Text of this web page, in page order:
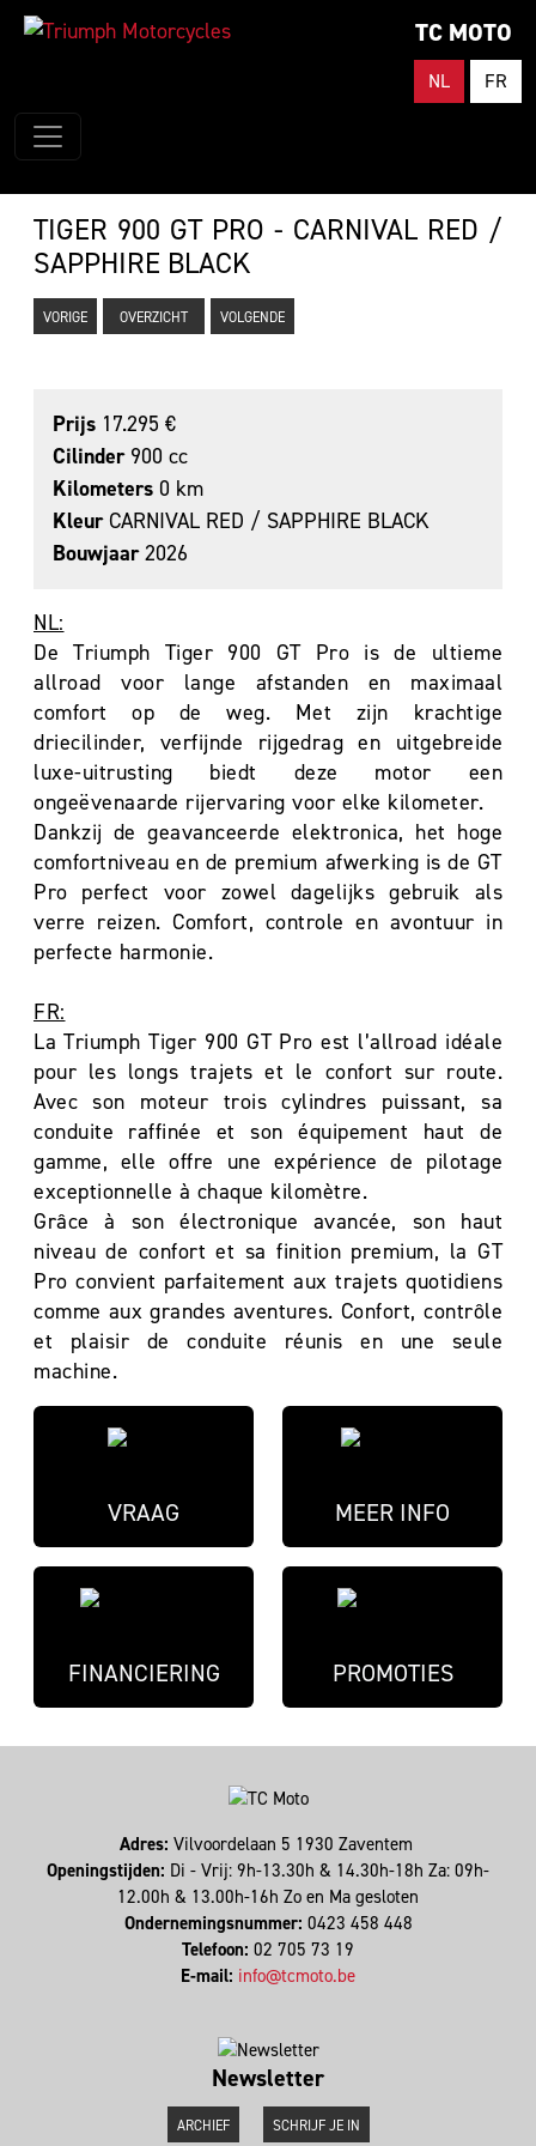
TC MOTO
NL FR
TIGER 900 GT PRO - CARNIVAL RED /
SAPPHIRE BLACK
VORIGE OVERZICHT VOLGENDE
Prijs 17.295 €
Cilinder900 cc
Kilometers 0 km
KleurCARNIVAL RED / SAPPHIRE BLACK
Bouwjaar2026
NL:
De Triumph Tiger 900 GT Pro is de ultieme
allroad voor lange afstanden en maximaal
comfort op de weg. Met zijn krachtige
driecilinder, verfijnde rijgedrag en uitgebreide
luxe-uitrusting biedt deze motor een
ongeëvenaarde rijervaring voor elke kilometer.
Dankzij de geavanceerde elektronica, het hoge
comfortniveau en de premium afwerking is de GT
Pro perfect voor zowel dagelijks gebruik als
verre reizen. Comfort, controle en avontuur in
perfecte harmonie.
FR:
La Triumph Tiger 900 GT Pro est l’allroad idéale
pour les longs trajets et le confort sur route.
Avec son moteur trois cylindres puissant, sa
conduite raffinée et son équipement haut de
gamme, elle offre une expérience de pilotage
exceptionnelle à chaque kilomètre.
Grâce à son électronique avancée, son haut
niveau de confort et sa finition premium, la GT
Pro convient parfaitement aux trajets quotidiens
comme aux grandes aventures. Confort, contrôle
et plaisir de conduite réunis en une seule
machine.
VRAAG MEER INFO
FINANCIERING PROMOTIES
Adres: Vilvoordelaan 5 1930 Zaventem
Openingstijden: Di - Vrij: 9h-13.30h & 14.30h-18h Za: 09h-
12.00h & 13.00h-16h Zo en Ma gesloten
Ondernemingsnummer: 0423 458 448
Telefoon: 02 705 73 19
E-mail: info@tcmoto.be
Newsletter
ARCHIEF SCHRIJF JE IN